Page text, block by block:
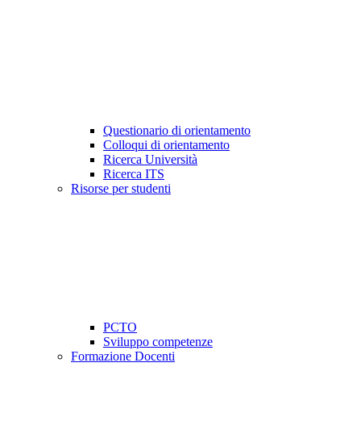
Questionario di orientamento
Colloqui di orientamento
Ricerca Università
Ricerca ITS
Risorse per studenti
PCTO
Sviluppo competenze
Formazione Docenti